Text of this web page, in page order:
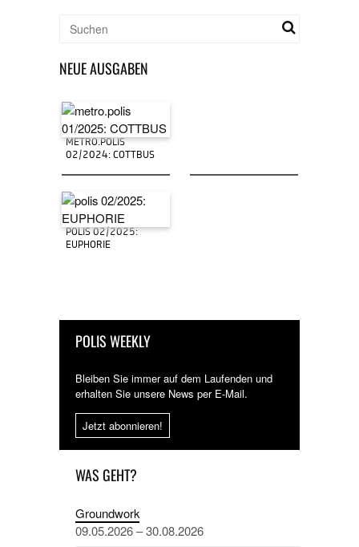
NEUE AUSGABEN
METRO.POLIS
02/2024: COTTBUS
POLIS 02/2025:
EUPHORIE
POLIS WEEKLY
Bleiben Sie immer auf dem Laufenden und
erhalten Sie unsere News per E-Mail.
Jetzt abonnieren!
WAS GEHT?
Groundwork
09.05.2026 – 30.08.2026